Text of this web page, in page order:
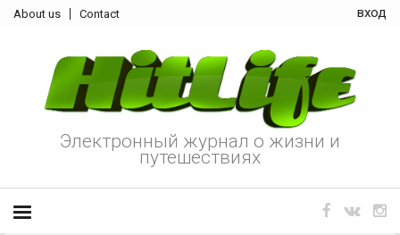
About us Contact вход
Электронный журнал о жизни и
путешествиях